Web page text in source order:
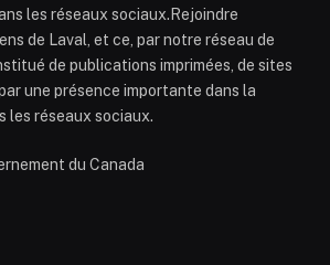
les réseaux sociaux.Rejoindre
de Laval, et ce, par notre réseau de
de publications imprimées, de sites
une présence importante dans la
les réseaux sociaux.
du Canada